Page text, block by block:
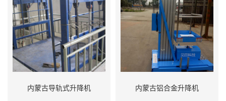
内蒙古导轨式升降机 内蒙古铝合金升降机